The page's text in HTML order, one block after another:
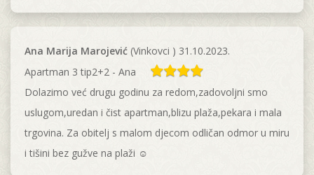
Ana Marija Marojević (Vinkovci ) 31.10.2023.
Apartman 3 tip2+2 - Ana
Dolazimo već drugu godinu za redom,zadovoljni smo
uslugom,uredan i čist apartman,blizu plaža,pekara i mala
trgovina. Za obitelj s malom djecom odličan odmor u miru
i tišini bez gužve na plaži ☺️